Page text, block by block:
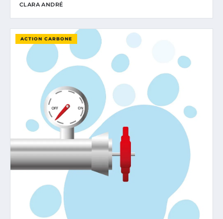
CLARA ANDRÉ
ACTION CARBONE